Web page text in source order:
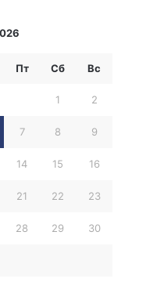
Пт Сб Вс
1 2
7 8 9
14 15 16
21 22 23
28 29 30